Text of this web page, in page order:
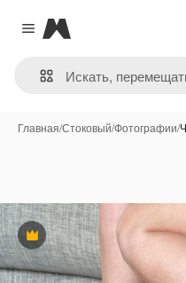
Close menu
Magnific
Главная/Стоковый/Фотографии/
Премиум